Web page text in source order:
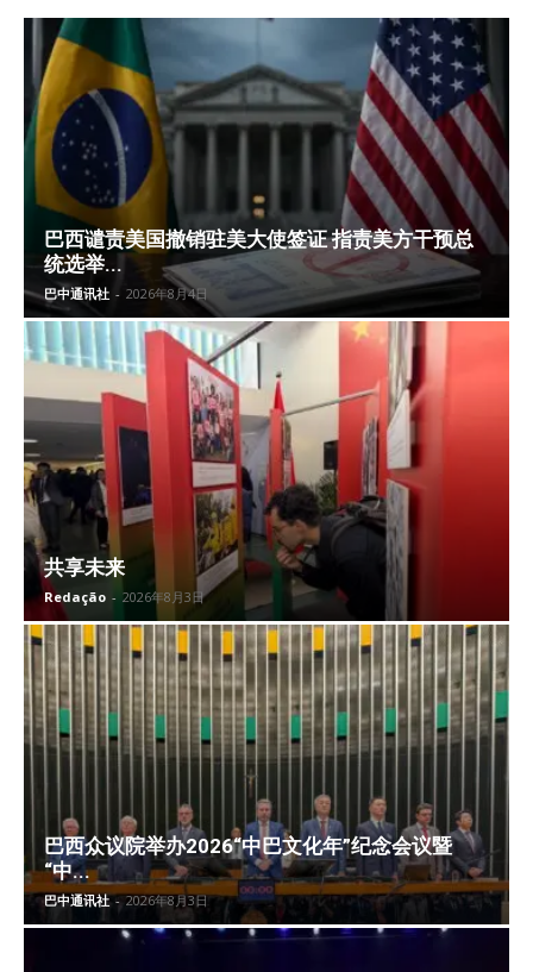
巴西谴责美国撤销驻美大使签证 指责美方干预总
统选举...
巴中通讯社 - 2026年8月4日
共享未来
Redação - 2026年8月3日
巴西众议院举办2026“中巴文化年”纪念会议暨
“中...
巴中通讯社 - 2026年8月3日